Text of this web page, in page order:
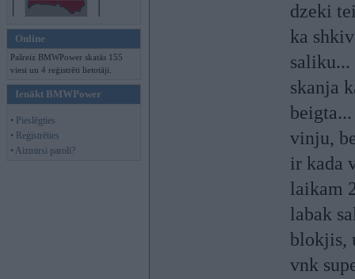
Online
Pašreiz BMWPower skatās 155
viesi un 4 reģistrēti lietotāji.
Ienākt BMWPower
• Pieslēgties
• Reģistrēties
• Aizmirsi paroli?
dzeki
ka
saliku...
skanja
vinju,
ir kada
laikam
labak
blokjis,
vnk